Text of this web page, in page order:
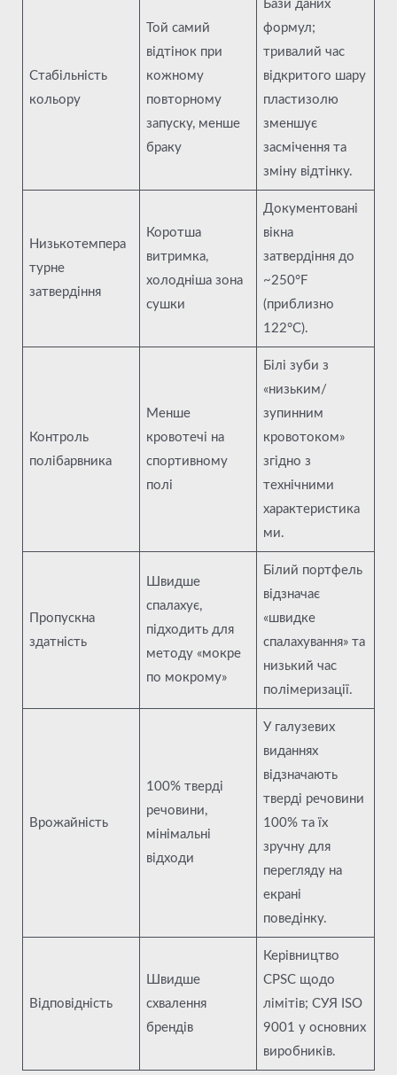
Стабільність
кольору
Той самий
відтінок при
кожному
повторному
запуску, менше
браку
Бази даних
формул;
тривалий час
відкритого шару
пластизолю
зменшує
засмічення та
зміну відтінку.
Низькотемпера
турне
затвердіння
Коротша
витримка,
холодніша зона
сушки
Документовані
вікна
затвердіння до
~250°F
(приблизно
122°C).
Контроль
полібарвника
Менше
кровотечі на
спортивному
полі
Білі зуби з
«низьким/
зупинним
кровотоком»
згідно з
технічними
характеристика
ми.
Пропускна
здатність
Швидше
спалахує,
підходить для
методу «мокре
по мокрому»
Білий портфель
відзначає
«швидке
спалахування» та
низький час
полімеризації.
Врожайність
100% тверді
речовини,
мінімальні
відходи
У галузевих
виданнях
відзначають
тверді речовини
100% та їх
зручну для
перегляду на
екрані
поведінку.
Відповідність
Швидше
схвалення
брендів
Керівництво
CPSC щодо
лімітів; СУЯ ISO
9001 у основних
виробників.